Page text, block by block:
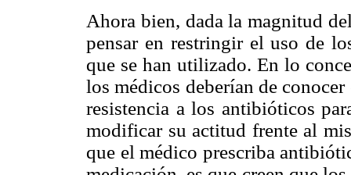
Ahora bien, dada la magnitud
pensar en restringir el uso de
que se han utilizado. En lo
los médicos deberían de
resistencia a los antibióticos
modificar su actitud frente al
que el médico prescriba